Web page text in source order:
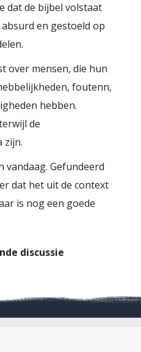
dat de bijbel volstaat
en gestoeld op
over mensen, die hun
foutenn,
hebben.
de
zijn.
vandaag. Gefundeerd
dat het uit de context
is nog een goede
discussie